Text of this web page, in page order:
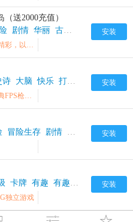
安装
送2000充值）
剧情 华丽 古墓 声音
小说正版授权，校花因你精彩，以柔克刚，策略收割甜蜜
安装
诗 大脑 快乐 打击 打击感 新颖
还原经典真实战场——经典FPS枪战玩法
安装
冒险生存 剧情 家园 手机 手游
安装
卡牌 有趣 有趣的 游戏
独立游戏